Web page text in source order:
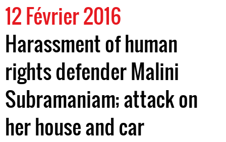
12 Février 2016
Harassment of human
rights defender Malini
Subramaniam; attack on
her house and car